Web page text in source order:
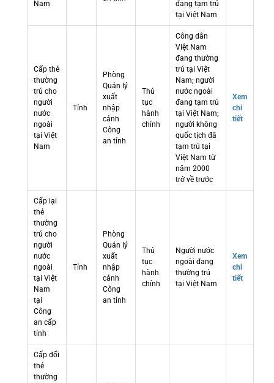
Nam
đang tạm trú
tại Việt Nam
Cấp thẻ
thường
trú cho
người
nước
ngoài
tại Việt
Nam
Tỉnh
Phòng
Quản lý
xuất
nhập
cảnh
Công
an tỉnh
Thủ
tục
hành
chính
Công dân
Việt Nam
đang thường
trú tại Việt
Nam; người
nước ngoài
đang tạm trú
tại Việt Nam;
người không
quốc tịch đã
tạm trú tại
Việt Nam từ
năm 2000
trở về trước
Xem
chi
tiết
Cấp lại
thẻ
thường
trú cho
người
nước
ngoài
tại Việt
Nam
tại
Công
an cấp
tỉnh
Tỉnh
Phòng
Quản lý
xuất
nhập
cảnh
Công
an tỉnh
Thủ
tục
hành
chính
Người nước
ngoài đang
thường trú
tại Việt Nam
Xem
chi
tiết
Cấp đổi
thẻ
thường